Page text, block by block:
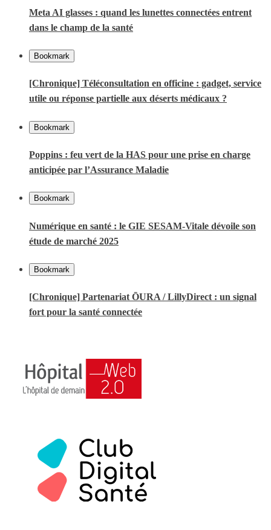
Meta AI glasses : quand les lunettes connectées entrent
dans le champ de la santé
Bookmark
[Chronique] Téléconsultation en officine : gadget, service
utile ou réponse partielle aux déserts médicaux ?
Bookmark
Poppins : feu vert de la HAS pour une prise en charge
anticipée par l’Assurance Maladie
Bookmark
Numérique en santé : le GIE SESAM-Vitale dévoile son
étude de marché 2025
Bookmark
[Chronique] Partenariat ŌURA / LillyDirect : un signal
fort pour la santé connectée